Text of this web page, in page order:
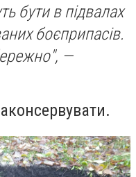
бути в підвалах
боєприпасів.
—